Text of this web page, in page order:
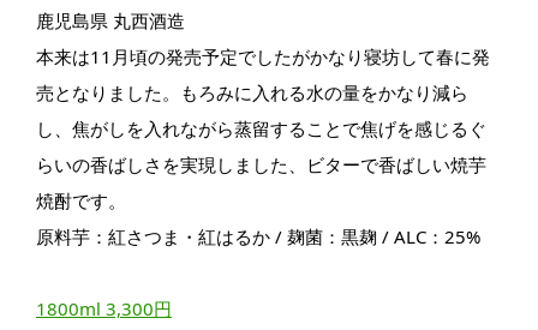
鹿児島県 丸西酒造
本来は11月頃の発売予定でしたがかなり寝坊して春に発
売となりました。もろみに入れる水の量をかなり減ら
し、焦がしを入れながら蒸留することで焦げを感じるぐ
らいの香ばしさを実現しました、ビターで香ばしい焼芋
焼酎です。
原料芋：紅さつま・紅はるか / 麹菌：黒麹 / ALC：25%
1800ml 3,300円